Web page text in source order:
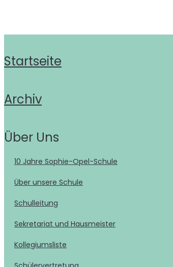
Startseite
Archiv
Über Uns
10 Jahre Sophie-Opel-Schule
Über unsere Schule
Schulleitung
Sekretariat und Hausmeister
Kollegiumsliste